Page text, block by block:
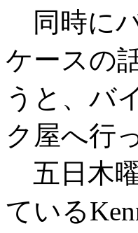
同時に
ケースの
うと、バ
ク屋へ行
五日木
ている